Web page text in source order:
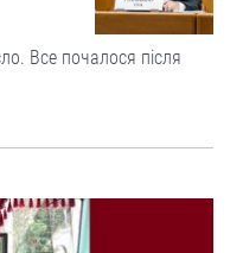
Все почалося після